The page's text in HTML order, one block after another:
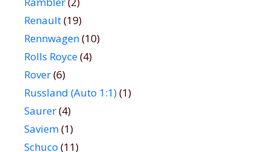
Renault(19)
Rennwagen(10)
Rolls Royce(4)
Rover(6)
Russland (Auto 1:1)(1)
Saurer(4)
Saviem(1)
Schuco (11)